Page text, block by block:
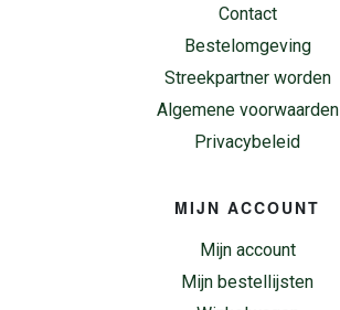
Contact
Bestelomgeving
Streekpartner worden
Algemene voorwaarden
Privacybeleid
MIJN ACCOUNT
Mijn account
Mijn bestellijsten